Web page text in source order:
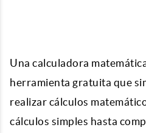
Una calculadora
herramienta gratuita que
realizar cálculos
cálculos simples hasta